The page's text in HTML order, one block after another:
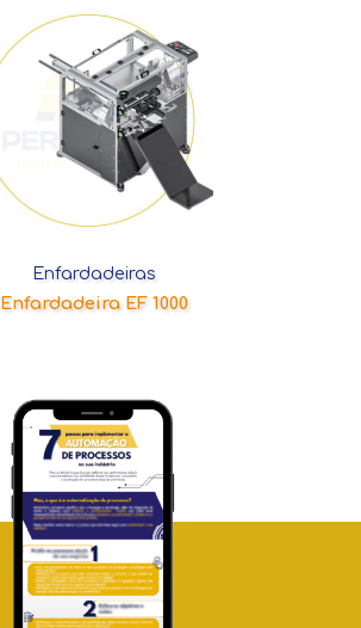
Enfardadeiras
Enfardadeira EF 1000